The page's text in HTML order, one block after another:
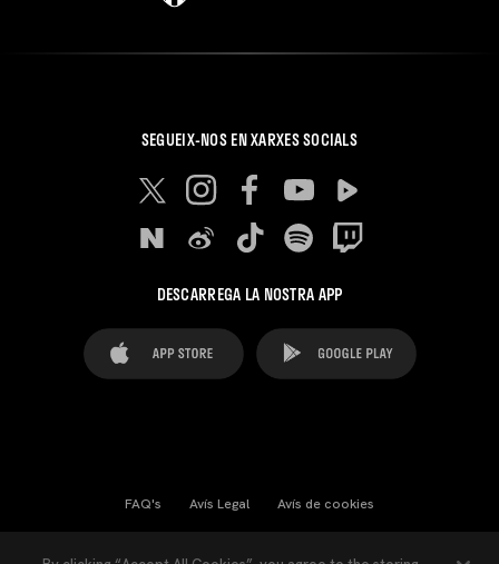
SEGUEIX-NOS EN XARXES SOCIALS
DESCARREGA LA NOSTRA APP
FAQ's Avís Legal Avís de cookies